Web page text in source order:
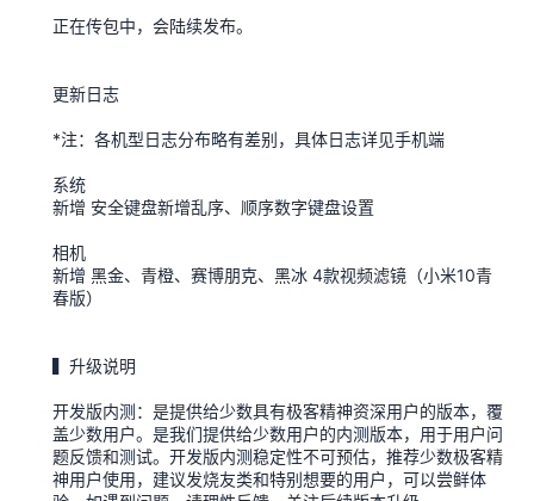
正在传包中，会陆续发布。
更新日志
*注：各机型日志分布略有差别，具体日志详见手机端
系统
新增 安全键盘新增乱序、顺序数字键盘设置
相机
新增 黑金、青橙、赛博朋克、黑冰 4款视频滤镜（小米10青
春版）
▍升级说明
开发版内测：是提供给少数具有极客精神资深用户的版本，覆
盖少数用户。是我们提供给少数用户的内测版本，用于用户问
题反馈和测试。开发版内测稳定性不可预估，推荐少数极客精
神用户使用，建议发烧友类和特别想要的用户，可以尝鲜体